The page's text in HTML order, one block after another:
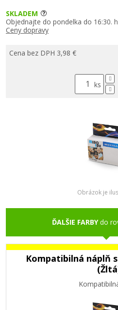
SKLADEM
Objednajte do pondelka do 16:30.
Ceny dopravy
Cena bez DPH 3,98 €
ks
Obrázok je
ĎALŠIE FARBYdo
Kompatibilná náplň